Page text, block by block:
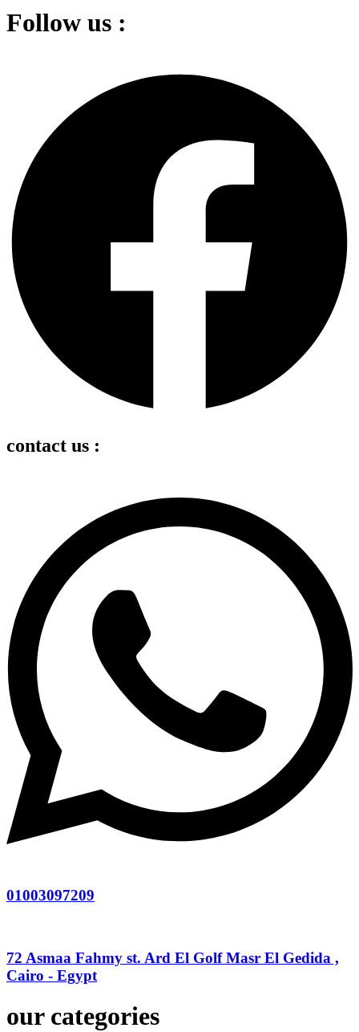
Follow us :
contact us :
01003097209
72 Asmaa Fahmy st. Ard El Golf Masr El Gedida ,
Cairo - Egypt
our categories